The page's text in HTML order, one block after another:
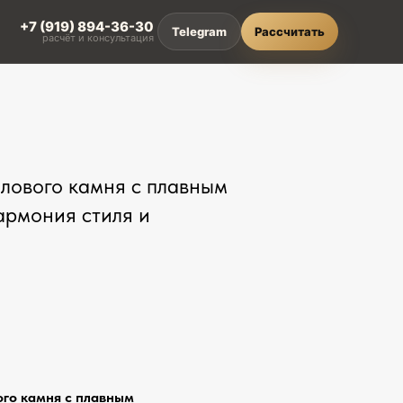
из HPL compact
и влагостойкие
+7 (919) 894-36-30
расчёт и консультация Telegram Рассчитать
камня с плавным
стиля и
камня с плавным